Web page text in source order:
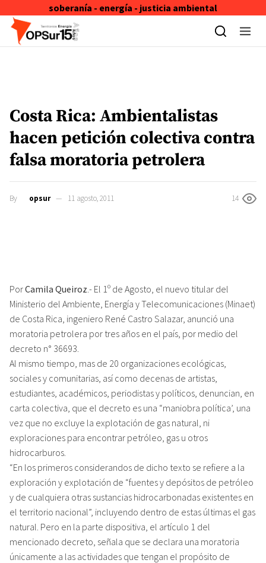
soberanía - energía - justicia ambiental
Skip to content
Costa Rica: Ambientalistas
hacen petición colectiva contra
falsa moratoria petrolera
By opsur 11 agosto, 2011 14
PorCamila Queiroz .- El 1º de Agosto, el nuevo titular del
Ministerio del Ambiente, Energía y Telecomunicaciones (Minaet)
de Costa Rica, ingeniero René Castro Salazar, anunció una
moratoria petrolera por tres años en el país, por medio del
decreto n° 36693.
Al mismo tiempo, mas de 20 organizaciones ecológicas,
sociales y comunitarias, así como decenas de artistas,
estudiantes, académicos, periodistas y políticos, denuncian, en
carta colectiva, que el decreto es una “maniobra política’, una
vez que no excluye la explotación de gas natural, ni
exploraciones para encontrar petróleo, gas u otros
hidrocarburos.
“En los primeros considerandos de dicho texto se refiere a la
exploración y explotación de “fuentes y depósitos de petróleo
y de cualquiera otras sustancias hidrocarbonadas existentes en
el territorio nacional”, incluyendo dentro de estas últimas el gas
natural. Pero en la parte dispositiva, el artículo 1 del
mencionado decreto, señala que se declara una moratoria
únicamente a las actividades que tengan el propósito de